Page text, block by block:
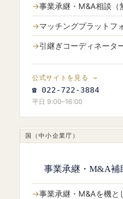
事業承継・M&A相談（
マッチングプラットフ
引継ぎコーディネータ
公式サイトを見る →
☎ 022-722-3884
平日 9:00–16:00
国（中小企業庁）
事業承継・M&A補
事業承継・M&Aを機と